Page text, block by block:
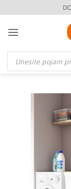
to
content
Products
search